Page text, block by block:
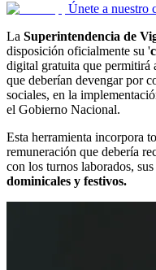
Únete a nuestro
La Superintendencia de
disposición oficialmente su '
digital gratuita que permitirá
que deberían devengar por
sociales, en la
el Gobierno Nacional.
Esta herramienta incorpora
remuneración que debería
con los turnos laborados, sus
dominicales y festivos.